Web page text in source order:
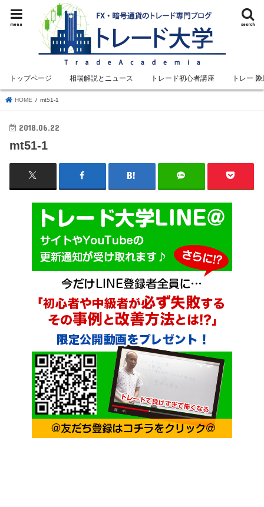
search
menu
トップページ 相場解説とニュース トレード初心者講座 トレード
HOME mt51-1
2018.06.22
mt51-1